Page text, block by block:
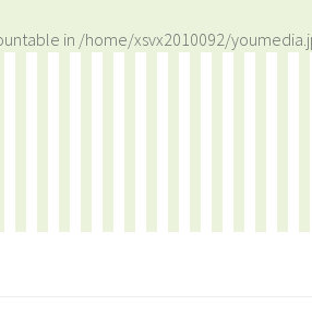
in /home/xsvx2010092/